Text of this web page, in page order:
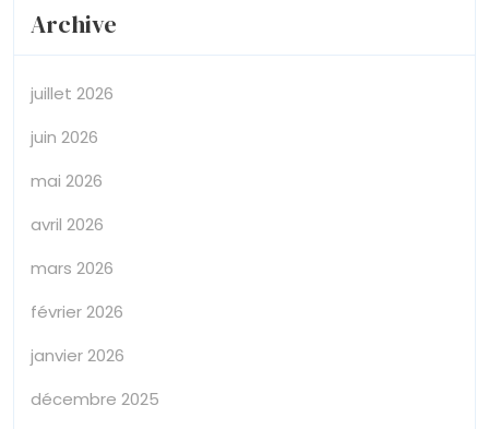
Archive
juillet 2026
juin 2026
mai 2026
avril 2026
mars 2026
février 2026
janvier 2026
décembre 2025